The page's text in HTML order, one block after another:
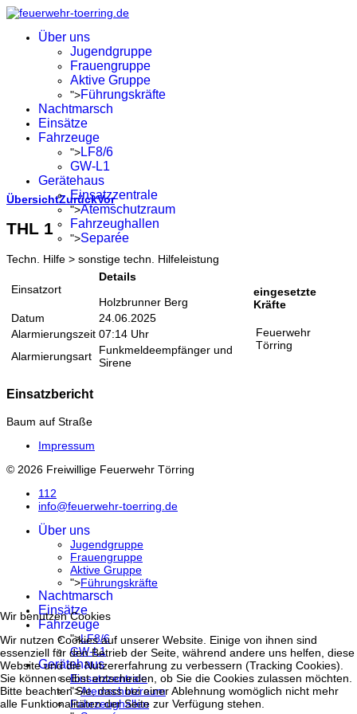
Über uns
Jugendgruppe
Frauengruppe
Aktive Gruppe
">Führungskräfte
Nachtmarsch
Einsätze
Fahrzeuge
">LF8/6
GW-L1
Gerätehaus
Einsatzzentrale
">Atemschutzraum
Fahrzeughallen
">Separée
ÜbersichtZurückVor
THL 1
Techn. Hilfe > sonstige techn. Hilfeleistung
Einsatzort
Details
Holzbrunner Berg
Datum
24.06.2025
Alarmierungszeit 07:14 Uhr
Alarmierungsart
Funkmeldeempfänger und
Sirene
eingesetzte
Kräfte
Feuerwehr
Törring
Einsatzbericht
Baum auf Straße
Impressum
© 2026 Freiwillige Feuerwehr Törring
112
info@feuerwehr-toerring.de
Über uns
Jugendgruppe
Frauengruppe
Aktive Gruppe
">Führungskräfte
Nachtmarsch
Einsätze
Fahrzeuge
">LF8/6
GW-L1
Gerätehaus
Einsatzzentrale
">Atemschutzraum
Fahrzeughallen
Wir benutzen Cookies
Wir nutzen Cookies auf unserer Website. Einige von ihnen sind
essenziell für den Betrieb der Seite, während andere uns helfen, diese
Website und die Nutzererfahrung zu verbessern (Tracking Cookies).
Sie können selbst entscheiden, ob Sie die Cookies zulassen möchten.
Bitte beachten Sie, dass bei einer Ablehnung womöglich nicht mehr
alle Funktionalitäten der Seite zur Verfügung stehen.